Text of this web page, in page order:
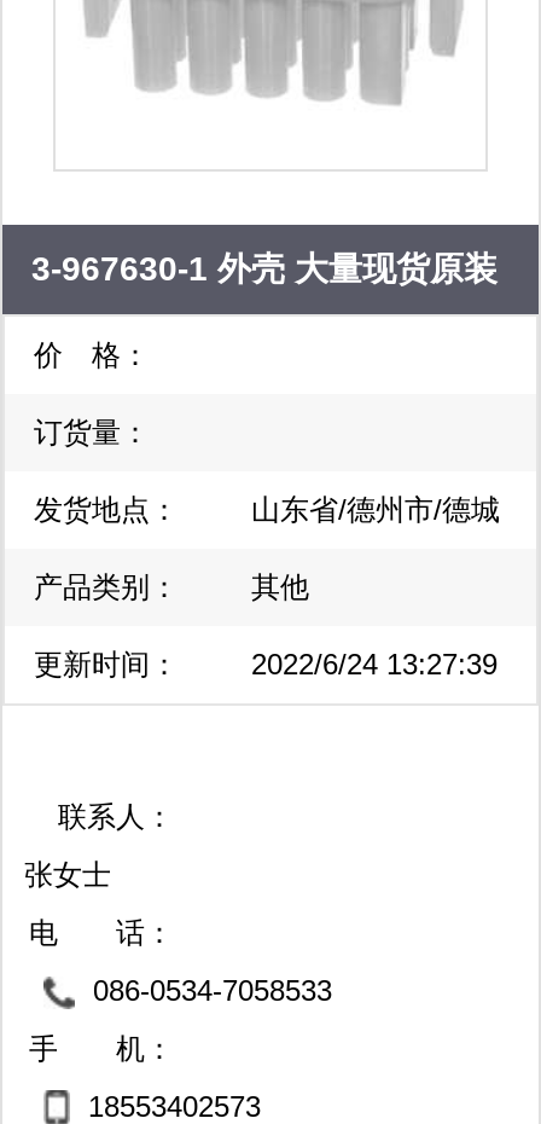
tech; ics
3-967630-1 外壳 大量现货原装
已到，欢迎前来采购，询价
价 格：
订货量：
发货地点： 山东省/德州市/德城
区
产品类别： 其他
更新时间： 2022/6/24 13:27:39
联系人：
张女士
电 话：
086-0534-7058533
手 机：
18553402573